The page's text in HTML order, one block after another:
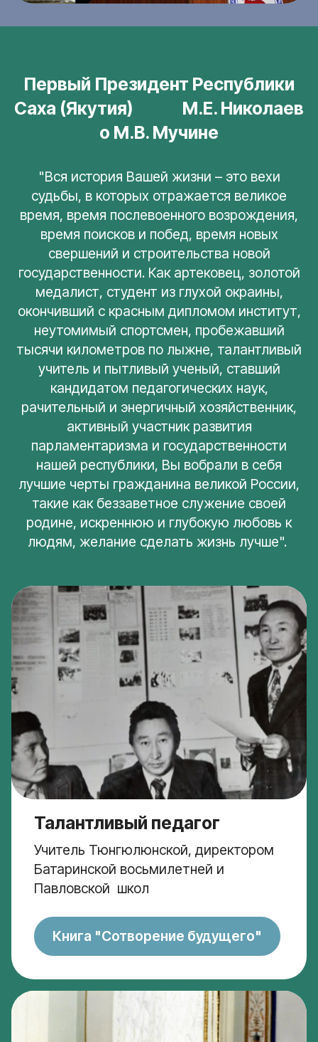
Первый Президент Республики
Саха (Якутия) М.Е. Николаев
о М.В. Мучине
"Вся история Вашей жизни – это вехи
судьбы, в которых отражается великое
время, время послевоенного возрождения,
время поисков и побед, время новых
свершений и строительства новой
государственности. Как артековец, золотой
медалист, студент из глухой окраины,
окончивший с красным дипломом институт,
неутомимый спортсмен, пробежавший
тысячи километров по лыжне, талантливый
учитель и пытливый ученый, ставший
кандидатом педагогических наук,
рачительный и энергичный хозяйственник,
активный участник развития
парламентаризма и государственности
нашей республики, Вы вобрали в себя
лучшие черты гражданина великой России,
такие как беззаветное служение своей
родине, искреннюю и глубокую любовь к
людям, желание сделать жизнь лучше".
Талантливый педагог
Учитель Тюнгюлюнской, директором
Батаринской восьмилетней и
Павловской школ
Книга "Сотворение будущего"